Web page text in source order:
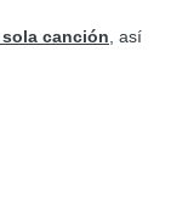
canción, así